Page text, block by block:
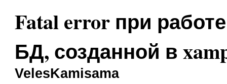
Fatal error при
БД, созданной в
VelesKamisama